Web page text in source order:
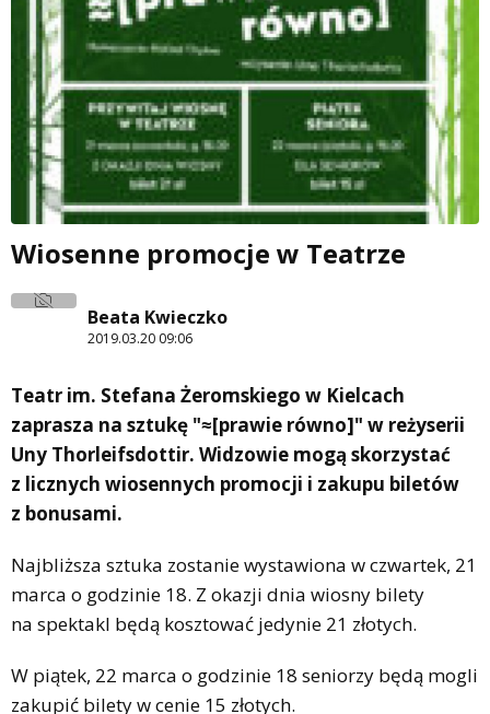
Wiosenne promocje w Teatrze
Beata Kwieczko
2019.03.20 09:06
Teatr im. Stefana Żeromskiego w Kielcach
zaprasza na sztukę "≈[prawie równo]" w reżyserii
Uny Thorleifsdottir. Widzowie mogą skorzystać
z licznych wiosennych promocji i zakupu biletów
z bonusami.
Najbliższa sztuka zostanie wystawiona w czwartek, 21
marca o godzinie 18. Z okazji dnia wiosny bilety
na spektakl będą kosztować jedynie 21 złotych.
W piątek, 22 marca o godzinie 18 seniorzy będą mogli
zakupić bilety w cenie 15 złotych.